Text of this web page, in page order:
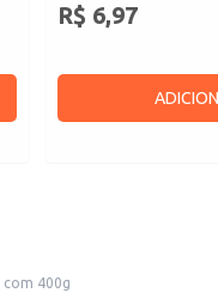
R$ 6,97
com 400g